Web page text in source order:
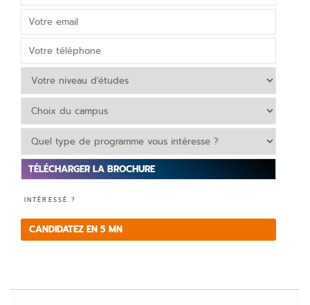
e
ui
ll
la
INTÉRESSÉ ?
CANDIDATEZ EN 5 MN